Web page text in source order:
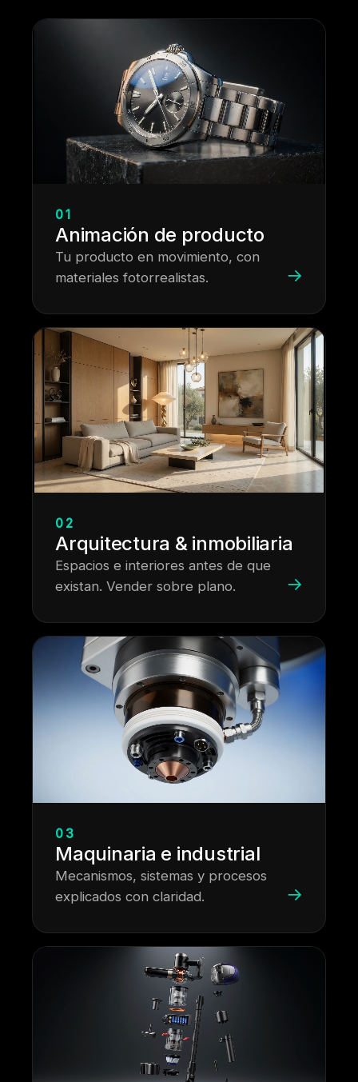
01
Animación de producto
Tu producto en movimiento, con
materiales fotorrealistas.
→
02
Arquitectura & inmobiliaria
Espacios e interiores antes de que
existan. Vender sobre plano.
→
03
Maquinaria e industrial
Mecanismos, sistemas y procesos
explicados con claridad.
→